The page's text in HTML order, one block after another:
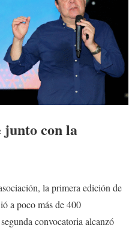
junto con la
la primera edición de
a poco más de 400
convocatoria alcanzó